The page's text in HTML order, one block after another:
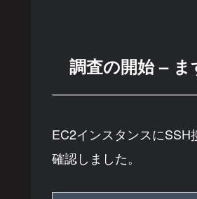
調査の開始 –
EC2インスタンスに
確認しました。